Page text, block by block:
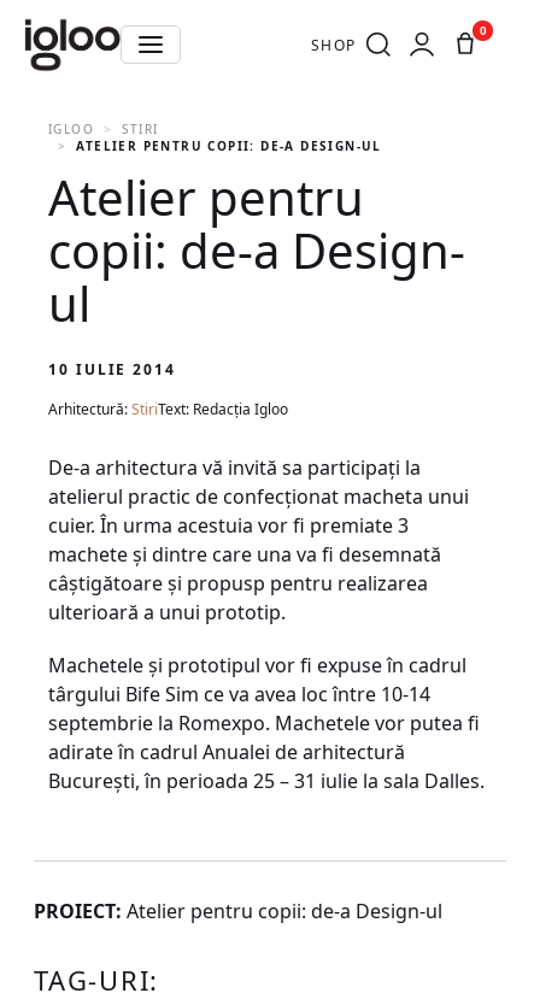
SHOP
0
IGLOO
STIRI
ATELIER PENTRU COPII: DE-A DESIGN-UL
Atelier pentru
copii: de-a Design-
ul
10 IULIE 2014
Arhitectură:StiriText: Redacția Igloo
De-a arhitectura vă invită sa participați la
atelierul practic de confecționat macheta unui
cuier. În urma acestuia vor fi premiate 3
machete și dintre care una va fi desemnată
câștigătoare și propusp pentru realizarea
ulterioară a unui prototip.
Machetele și prototipul vor fi expuse în cadrul
târgului Bife Sim ce va avea loc între 10-14
septembrie la Romexpo. Machetele vor putea fi
adirate în cadrul Anualei de arhitectură
București, în perioada 25 – 31 iulie la sala Dalles.
PROIECT: Atelier pentru copii: de-a Design-ul
TAG-URI: